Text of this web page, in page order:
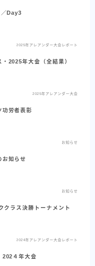
Day3
2025年アレアンダー大会レポート
2025年大会（全結果）
2025年アレアンダー大会
功労者表彰
お知らせ
お知らせ
お知らせ
クラス決勝トーナメント
2024年アレアンダー大会レポート
202４年大会